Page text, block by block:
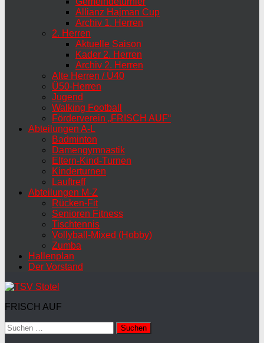
Allianz Hajman Cup
Archiv 1. Herren
2. Herren
Aktuelle Saison
Kader 2. Herren
Archiv 2. Herren
Alte Herren / Ü40
Ü50-Herren
Jugend
Walking Football
Förderverein „FRISCH AUF“
Abteilungen A-L
Badminton
Damengymnastik
Eltern-Kind-Turnen
Kinderturnen
Lauftreff
Abteilungen M-Z
Rücken-Fit
Senioren Fitness
Tischtennis
Vollyball-Mixed (Hobby)
Zumba
Hallenplan
Der Vorstand
FRISCH AUF
Suchen
nach: